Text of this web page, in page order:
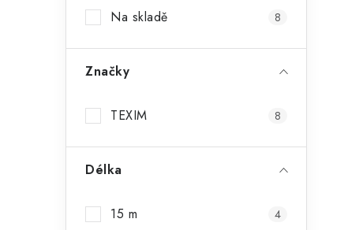
Na skladě 8
Značky
TEXIM 8
Délka
15 m 4